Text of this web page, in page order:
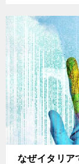
なぜイタリア